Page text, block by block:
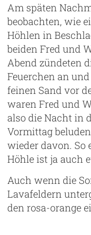
Am späten
beobachten, wie
Höhlen in
beiden Fred und
Abend zündeten
Feuerchen an
feinen Sand vor
waren Fred und
also die Nacht in
Vormittag
wieder davon. So
Höhle ist ja auch
Auch wenn die
Lavafeldern
den rosa-orange